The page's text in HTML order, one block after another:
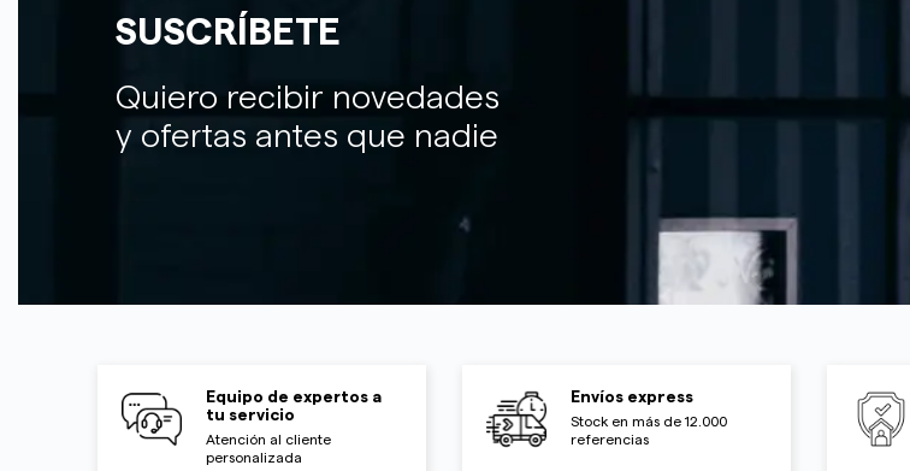
SUSCRÍBETE
Quiero recibir novedades
y ofertas antes que nadie
Equipo de expertos a
tu servicio
Atención al cliente
personalizada
Envíos express
Stock en más de 12.000
referencias